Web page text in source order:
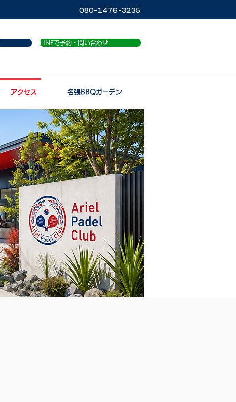
アクセス 名張BBQガーデン
080-1476-3235
LINEで予約・問い合わせ